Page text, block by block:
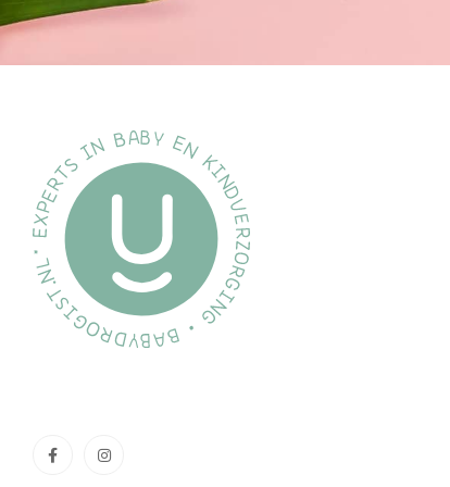
Met deze uitgebreide lijst van voordelen en kenmerken is de
hun Ikea ANTILOP kinderstoel optimaal willen beschermen
Herken je dit?
Herken je de struggle van een vieze en onhygiënische
siliconen placemat voor de IKEA ANTILOP kinderstoel!
verhoogde rand om vlekken te voorkomen en is gemaakt
geniet van een schone en hygiënische kinderstoel voor elke
Gebruiksinstructies
Gebruik onze Dutsi placemat op de ANTILOP kinderstoel
en zorg ervoor dat de verhoogde randen aan de voorkant
Van welk materiaal is de placemat gemaakt? Onze
materiaal, veilig en hygiënisch voor jouw kindje.